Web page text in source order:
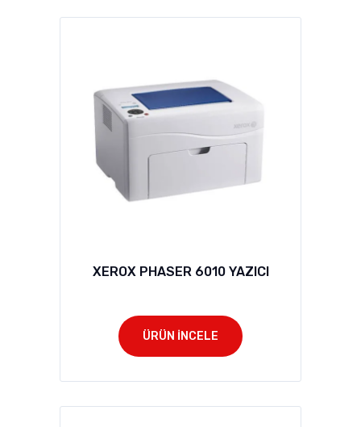
XEROX PHASER 6010 YAZICI
ÜRÜN İNCELE